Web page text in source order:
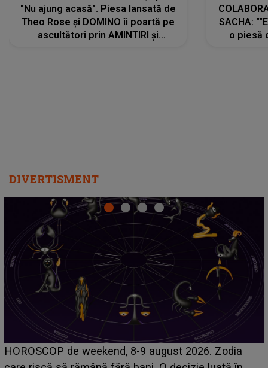
"Nu ajung acasă". Piesa lansată de
Theo Rose și DOMINO îi poartă pe
ascultători prin AMINTIRI și
SACHA:
o piesă
DIVERTISMENT
Emanuel a ținut ACEST DETALIU ASCUNS până